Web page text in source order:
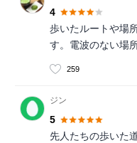
4
歩いたルートや場
す。電波のない場
259
ジン
5
先人たちの歩いた